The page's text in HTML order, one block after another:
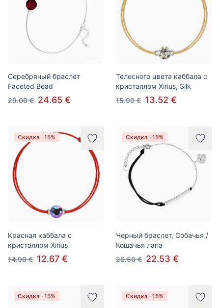
Серебряный браслет
Faceted Bead
29.00 € 24.65 €
Телесного цвета каббала с
кристаллом Xirius, Silk
15.90 € 13.52 €
Скидка -15%
Красная каббала с
кристаллом Xirius
14.90 € 12.67 €
Скидка -15%
Черный браслет, Собачья /
Кошачья лапа
26.50 € 22.53 €
Скидка -15% Скидка -15%